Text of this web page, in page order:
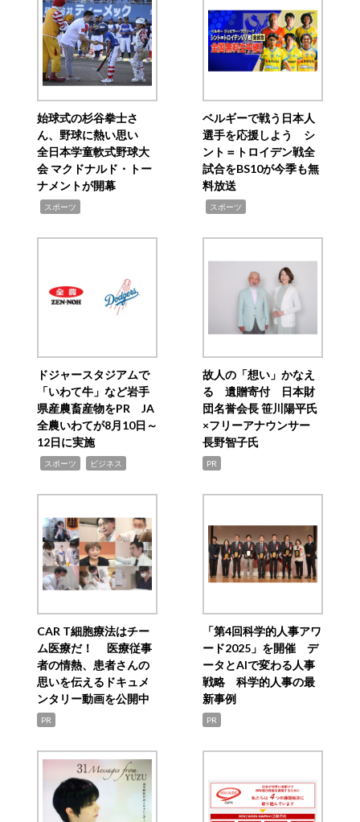
始球式の杉谷拳士さ
ん、野球に熱い思い
全日本学童軟式野球大
会 マクドナルド・トー
ナメントが開幕
スポーツ
ベルギーで戦う日本人
選手を応援しよう シ
ント＝トロイデン戦全
試合をBS10が今季も無
料放送
スポーツ
ドジャースタジアムで
「いわて牛」など岩手
県産農畜産物をPR JA
全農いわてが8月10日～
12日に実施
スポーツ ビジネス
故人の「想い」かなえ
る 遺贈寄付 日本財
団名誉会長 笹川陽平氏
×フリーアナウンサー
長野智子氏
PR
CAR T細胞療法はチー
ム医療だ！ 医療従事
者の情熱、患者さんの
思いを伝えるドキュメ
ンタリー動画を公開中
PR
「第4回科学的人事アワ
ード2025」を開催 デ
ータとAIで変わる人事
戦略 科学的人事の最
新事例
PR